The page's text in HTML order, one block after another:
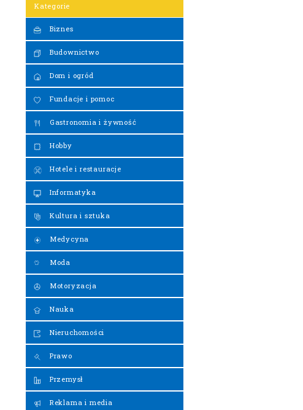
Kategorie
Biznes
Budownictwo
Dom i ogród
Fundacje i pomoc
Gastronomia i żywność
Hobby
Hotele i restauracje
Informatyka
Kultura i sztuka
Medycyna
Moda
Motoryzacja
Nauka
Nieruchomości
Prawo
Przemysł
Reklama i media